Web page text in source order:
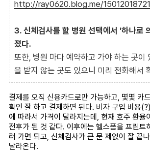
http://ray0620.blog.me/
3. 신체검사를 할 병원 선택에서 '하나로
졌다.
또한, 병원 마다 예약하고 가야 하는 곳이
을 받지 않는 곳도 있으니 미리 전화해서
결제를 오직 신용카드로만 가능하고, 몇몇 카
확인 잘 하고 결제하면 된다. 비자 구입 비용
에 따라서 가격이 달라지는데, 현재 호주 환율
전후가 된 것 같다. 이후에는 헬스폼을 프린트
러 가면 되고, 신체검사가 큰 문 제없이 잘 끝
날라온다.